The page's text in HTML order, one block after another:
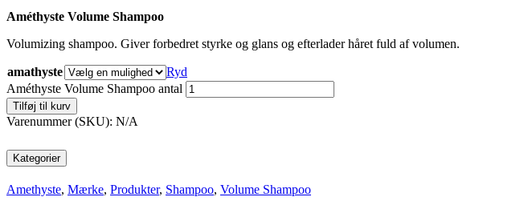
Améthyste Volume Shampoo
Volumizing shampoo. Giver forbedret styrke og glans og efterlader håret fuld af volumen.
amathyste
Ryd
Améthyste Volume Shampoo antal
Tilføj til kurv
Varenummer (SKU): N/A
Kategorier
Amethyste, Mærke, Produkter, Shampoo, Volume Shampoo